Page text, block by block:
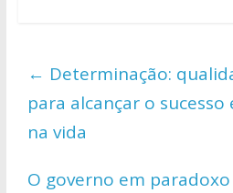
s
A
p
p
b
o
o
er y
Li
n
e
← Determinação:
para alcançar o
na vida
O governo em